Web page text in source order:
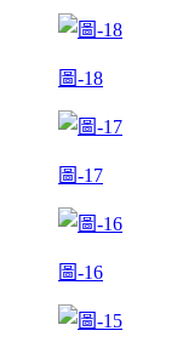
圖-18
圖-17
圖-16